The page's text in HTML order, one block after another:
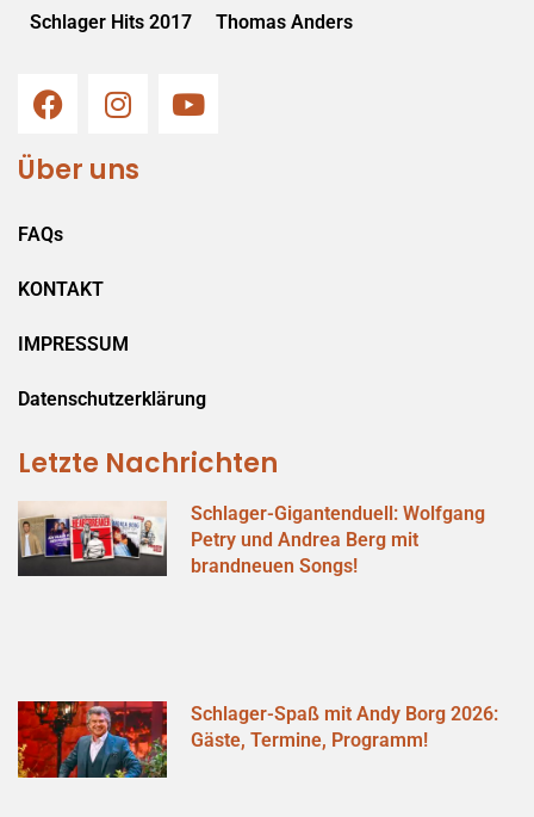
Schlager Hits 2017 Thomas Anders
Über uns
FAQs
KONTAKT
IMPRESSUM
Datenschutzerklärung
Letzte Nachrichten
Schlager-Gigantenduell: Wolfgang
Petry und Andrea Berg mit
brandneuen Songs!
Schlager-Spaß mit Andy Borg 2026:
Gäste, Termine, Programm!